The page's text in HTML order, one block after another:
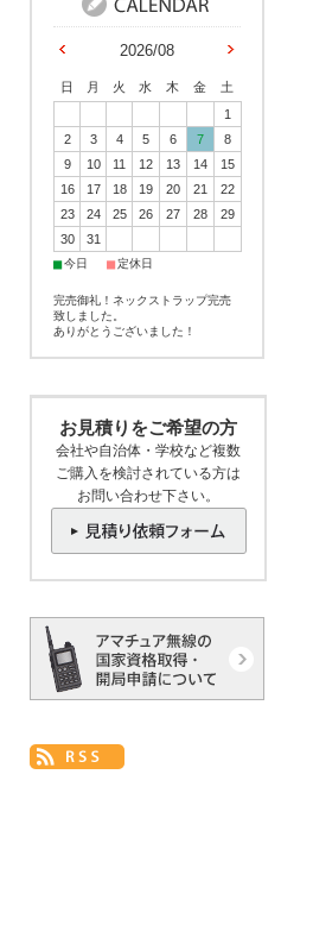
2026/08
日 月 火 水 木 金
土
1
2
3 4 5 6 7
8
9
10 11 12 13 14
15
16
17 18 19 20 21
22
23
24 25 26 27 28
29
30
31
■今日 ■定休日
完売御礼！ネックストラップ完売
致しました。
ありがとうございました！
お見積りをご希望の方
会社や自治体・学校など複数
ご購入を検討されている方は
お問い合わせ下さい。